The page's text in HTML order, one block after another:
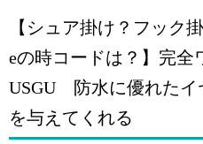
【シュア掛け？フック
eの時コードは？】完
USGU 防水に優れたイ
を与えてくれる